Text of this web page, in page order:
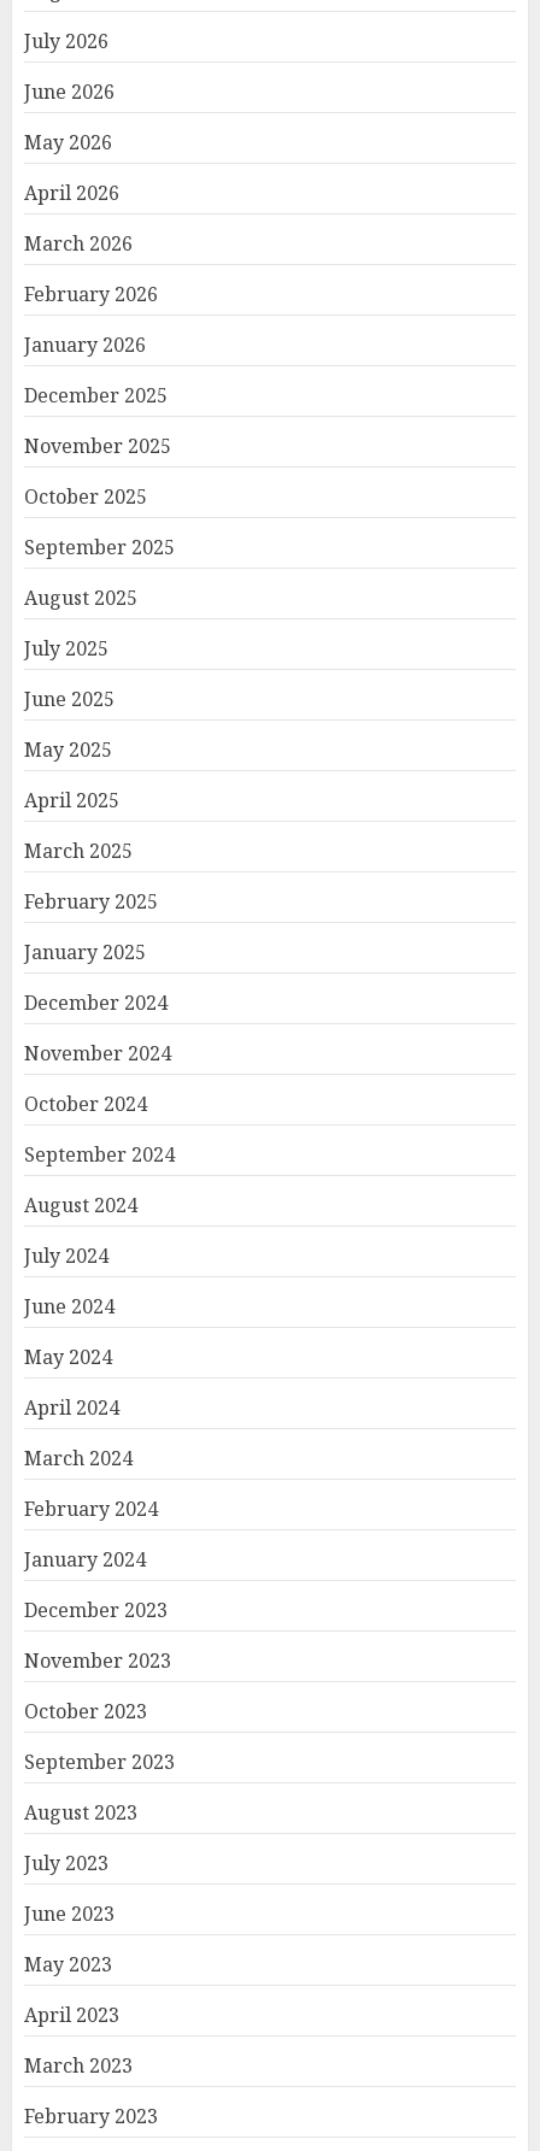
July 2026
June 2026
May 2026
April 2026
March 2026
February 2026
January 2026
December 2025
November 2025
October 2025
September 2025
August 2025
July 2025
June 2025
May 2025
April 2025
March 2025
February 2025
January 2025
December 2024
November 2024
October 2024
September 2024
August 2024
July 2024
June 2024
May 2024
April 2024
March 2024
February 2024
January 2024
December 2023
November 2023
October 2023
September 2023
August 2023
July 2023
June 2023
May 2023
April 2023
March 2023
February 2023